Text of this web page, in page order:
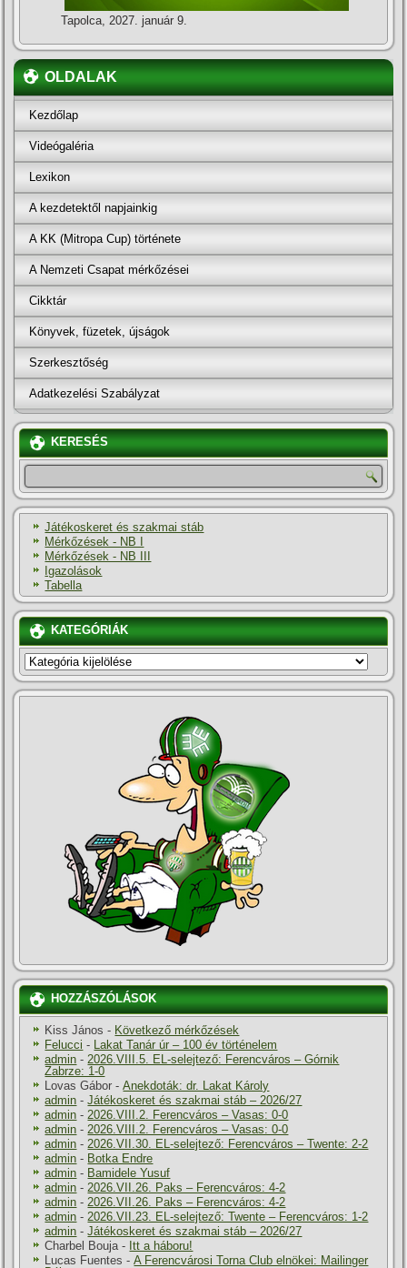
Tapolca, 2027. január 9.
OLDALAK
Kezdőlap
Videógaléria
Lexikon
A kezdetektől napjainkig
A KK (Mitropa Cup) története
A Nemzeti Csapat mérkőzései
Cikktár
Könyvek, füzetek, újságok
Szerkesztőség
Adatkezelési Szabályzat
KERESÉS
Játékoskeret és szakmai stáb
Mérkőzések - NB I
Mérkőzések - NB III
Igazolások
Tabella
KATEGÓRIÁK
KATEGÓRIÁK
HOZZÁSZÓLÁSOK
Kiss János - Következő mérkőzések
Felucci - Lakat Tanár úr – 100 év történelem
admin -2026.VIII.5. EL-selejtező: Ferencváros – Górnik
Zabrze: 1-0
Lovas Gábor -Anekdoták: dr. Lakat Károly
admin -Játékoskeret és szakmai stáb – 2026/27
admin -2026.VIII.2. Ferencváros – Vasas: 0-0
admin -2026.VIII.2. Ferencváros – Vasas: 0-0
admin -2026.VII.30. EL-selejtező: Ferencváros – Twente: 2-2
admin - Botka Endre
admin - Bamidele Yusuf
admin -2026.VII.26. Paks – Ferencváros: 4-2
admin -2026.VII.26. Paks – Ferencváros: 4-2
admin -2026.VII.23. EL-selejtező: Twente – Ferencváros: 1-2
admin -Játékoskeret és szakmai stáb – 2026/27
Charbel Bouja- Itt a háboru!
Lucas Fuentes -A Ferencvárosi Torna Club elnökei: Mailinger